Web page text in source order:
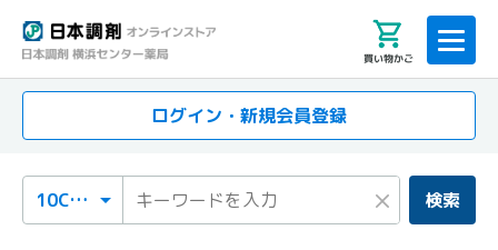
買い物かご
ログイン・新規会員登録
検索カテゴリ
検索キーワード × 検索